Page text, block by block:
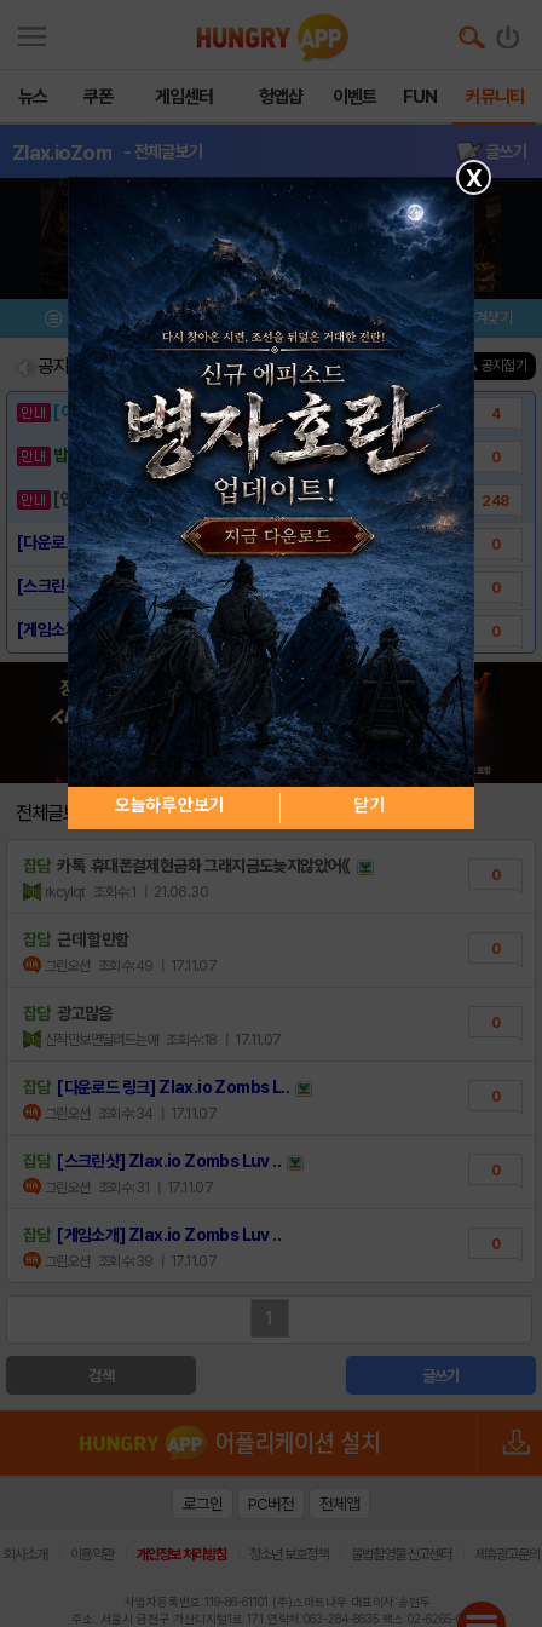
뉴스 쿠폰 게임센터 헝앱샵 이벤트 FUN 커뮤니티
Zlax.ioZom - 전체글보기 글쓰기
메뉴 이벤트/미션 설치/평가 즐겨찾기
공지사항 진행중인 이벤트0 ▲ 공지접기
[이벤트] 웃음으로 매일매일 해피! 유머 게시.. 4
밥알이의 헝앱통신 ⑲ “밥알이, 드디어 멀티를.. 0
[안내] 헝그리앱 필수 상식! 밥알 획득 안내.. 248
[다운로드 링크] Zlax.io Zombs L.. 0
[스크린샷] Zlax.io Zombs Luv .. 0
[게임소개] Zlax.io Zombs Luv .. 0
전체글보기
잡담 카톡 휴대폰결제현금화 그래지금도늦지않았어《
rkcylqt 조회수:1 | 21.06.30
0
잡담 근데 할만함
그린오션 조회수:49 | 17.11.07
0
잡담 광고많음
신작만보면달려드는애 조회수:18 | 17.11.07
0
잡담 [다운로드 링크] Zlax.io Zombs L..
그린오션 조회수:34 | 17.11.07
0
잡담 [스크린샷] Zlax.io Zombs Luv ..
그린오션 조회수:31 | 17.11.07
0
잡담 [게임소개] Zlax.io Zombs Luv ..
그린오션 조회수:39 | 17.11.07
0
1
검색 글쓰기
X
오늘하루 안보기 닫기
로그인 PC버전 전체앱
회사소개 이용약관 개인정보 처리방침 청소년 보호정책 불법촬영물 신고센터 제휴광고문의
사업자등록번호:119-86-61101 (주)스마트나우 대표이사:송현두
주소: 서울시 금천구 가산디지털1로 171 연락처:063-284-8635 팩스:02-6265-0377